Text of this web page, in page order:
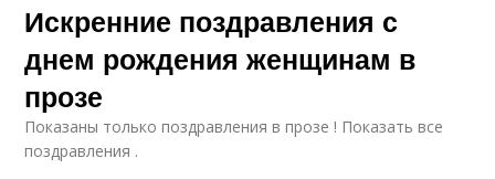
Искренние поздравления с
днем рождения женщинам в
прозе
Показаны только поздравления в прозе ! Показать все
поздравления .